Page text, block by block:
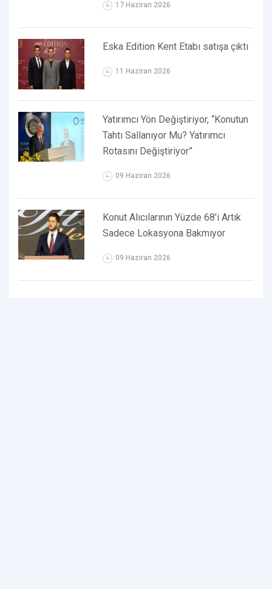
17 Haziran 2026
Eska Edition Kent Etabı satışa çıktı
11 Haziran 2026
Yatırımcı Yön Değiştiriyor, “Konutun
Tahtı Sallanıyor Mu? Yatırımcı
Rotasını Değiştiriyor”
09 Haziran 2026
Konut Alıcılarının Yüzde 68'i Artık
Sadece Lokasyona Bakmıyor
09 Haziran 2026